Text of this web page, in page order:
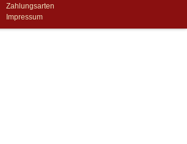
Zahlungsarten
Impressum